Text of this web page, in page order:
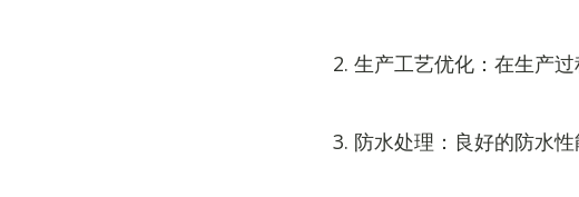
2. 生产工艺优化：在生产
3. 防水处理：良好的防水